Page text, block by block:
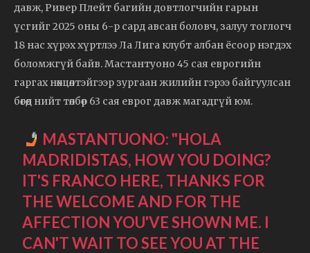
давж, Ривер Плейт багийн довтлогчийн гарын
үсгийг 2025 оны 6-р сард авсан боловч, залуу тоглогч
18 нас хүрэх хүртлээ Ла Лига клубт албан ёсоор нэгдэх
боломжгүй байв. Мастантуоно 45 сая еврогийн
гаргах нөхцөлтэйгээр зургаан жилийн гэрээ байгуулсан
бөгөөд нийт төлбөр 63 сая еврог давж магадгүй юм.
MASTANTUONO: "HOLA
MADRIDISTAS, HOW YOU DOING?
IT'S FRANCO HERE, THANKS FOR
THE WELCOME AND FOR THE
AFFECTION YOU'VE SHOWN ME. I
CAN'T WAIT TO SEE YOU AT THE